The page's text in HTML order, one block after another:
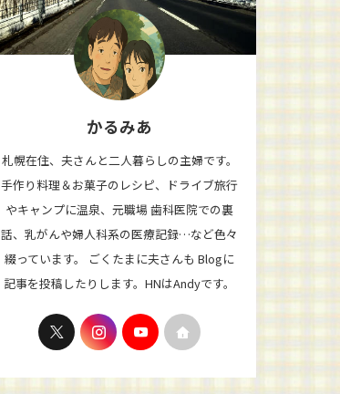
かるみあ
札幌在住、夫さんと二人暮らしの主婦です。
手作り料理＆お菓子のレシピ、ドライブ旅行
やキャンプに温泉、元職場 歯科医院での裏
話、乳がんや婦人科系の医療記録…など色々
綴っています。 ごくたまに夫さんも Blogに
記事を投稿したりします。HNはAndyです。